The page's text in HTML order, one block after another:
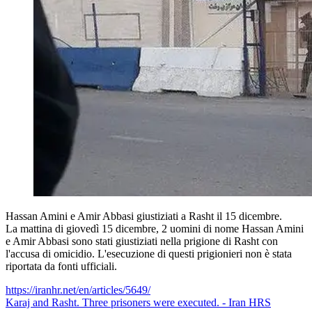
Hassan Amini e Amir Abbasi giustiziati a Rasht il 15 dicembre.
La mattina di giovedì 15 dicembre, 2 uomini di nome Hassan Amini
e Amir Abbasi sono stati giustiziati nella prigione di Rasht con
l'accusa di omicidio. L'esecuzione di questi prigionieri non è stata
riportata da fonti ufficiali.
https://iranhr.net/en/articles/5649/
Karaj and Rasht. Three prisoners were executed. - Iran HRS